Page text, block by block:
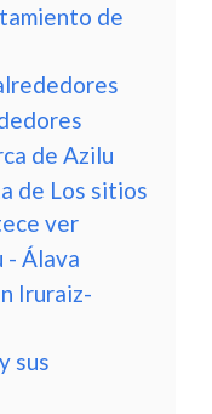
de
de Azilu
de Los sitios
ver
- Álava
Iruraiz-
sus